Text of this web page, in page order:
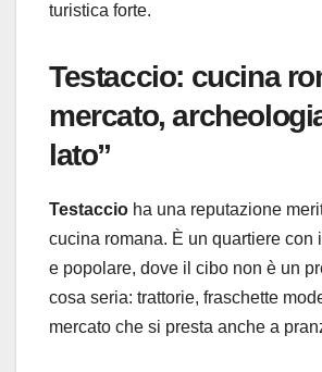
turistica forte.
Testaccio: cucina
mercato,
lato”
Testaccio ha una reputazione
cucina romana. È un quartiere con
e popolare, dove il cibo non è un
cosa seria: trattorie, fraschette
mercato che si presta anche a